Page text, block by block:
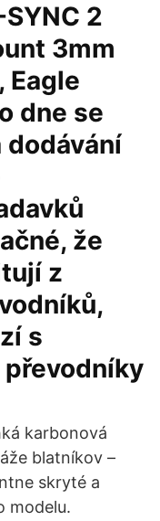
2
3mm
Eagle
dne se
dodávání
že
z
s
karbonová
blatníkov –
skryté a
modelu.